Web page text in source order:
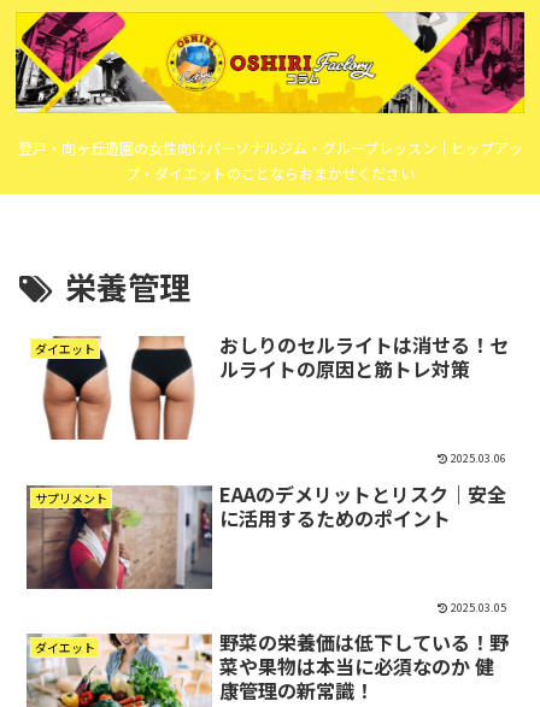
登戸・向ヶ丘遊園の女性向けパーソナルジム・グループレッスン｜ヒップアッ
プ・ダイエットのことならおまかせください
栄養管理
ダイエット
おしりのセルライトは消せる！セ
ルライトの原因と筋トレ対策
2025.03.06
サプリメント
EAAのデメリットとリスク｜安全
に活用するためのポイント
2025.03.05
ダイエット
野菜の栄養価は低下している！野
菜や果物は本当に必須なのか 健
康管理の新常識！